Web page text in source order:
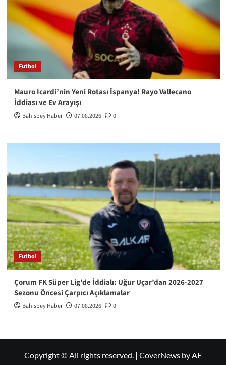
Futbol
Mauro Icardi’nin Yeni Rotası İspanya! Rayo Vallecano
İddiası ve Ev Arayışı
Bahisbey Haber 07.08.2026 0
Futbol
Çorum FK Süper Lig’de İddialı: Uğur Uçar’dan 2026-2027
Sezonu Öncesi Çarpıcı Açıklamalar
Bahisbey Haber 07.08.2026 0
Copyright © All rights reserved. | CoverNews by AF